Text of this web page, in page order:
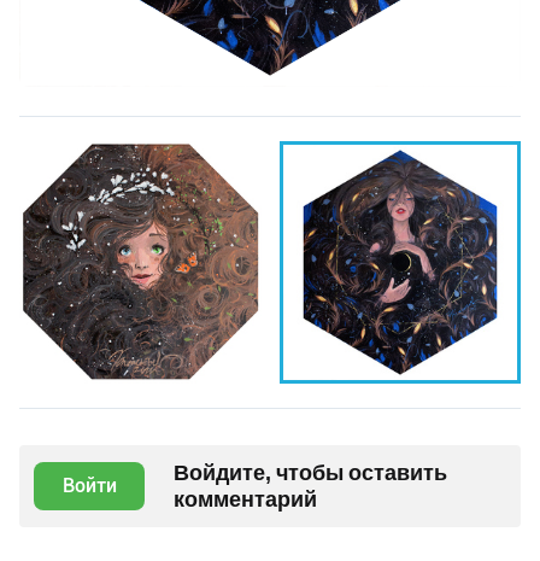
Войти
Войдите, чтобы оставить
комментарий